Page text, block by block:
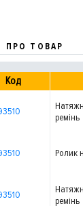
ПРО ТОВАР
Код
ремінь
Ролик
ремінь